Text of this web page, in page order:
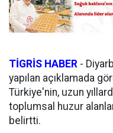
TİGRİS HABER -
yapılan açıklamada
Türkiye'nin, uzun
toplumsal huzur
belirtti.